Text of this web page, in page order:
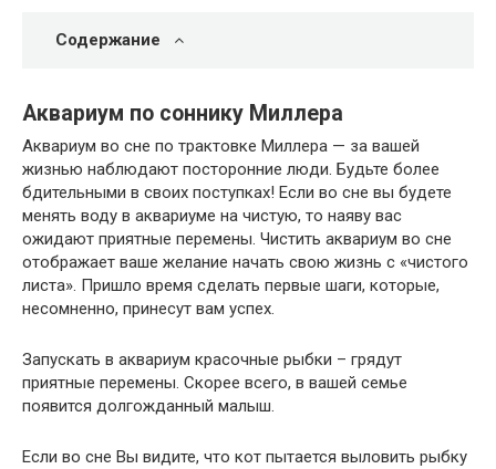
Содержание
Аквариум по cоннику Миллера
Аквариум во сне по трактовке Миллера — за вашей
жизнью наблюдают посторонние люди. Будьте более
бдительными в своих поступках! Если во сне вы будете
менять воду в аквариуме на чистую, то наяву вас
ожидают приятные перемены. Чистить аквариум во сне
отображает ваше желание начать свою жизнь с «чистого
листа». Пришло время сделать первые шаги, которые,
несомненно, принесут вам успех.
Запускать в аквариум красочные рыбки – грядут
приятные перемены. Скорее всего, в вашей семье
появится долгожданный малыш.
Если во сне Вы видите, что кот пытается выловить рыбку